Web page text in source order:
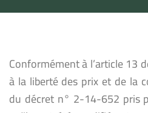
Conformément à l’article 13
à la liberté des prix et de la
du décret n° 2-14-652 pris